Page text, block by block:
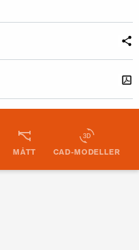
MÅTT CAD-MODELLER